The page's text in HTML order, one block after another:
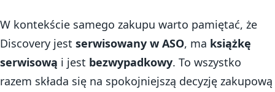
W kontekście samego zakupu warto pamiętać, że
Discovery jest serwisowany w ASO, ma książkę
serwisową i jest bezwypadkowy. To wszystko
razem składa się na spokojniejszą decyzję zakupową